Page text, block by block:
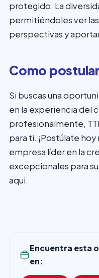
protegido. La
permitiéndoles ver
perspectivas y
Como
Si buscas una
en la experiencia del
profesionalmente,
para ti. ¡Postúlate
empresa líder en la
excepcionales para
aqui.
Encuentra esta
en: